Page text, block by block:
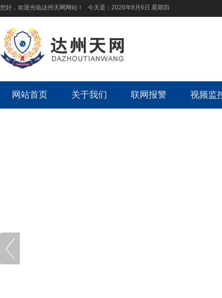
您好，欢迎光临达州天网网站！ 今天是： 2026年8月6日 星期四
网站首页 关于我们 联网报警 视频监